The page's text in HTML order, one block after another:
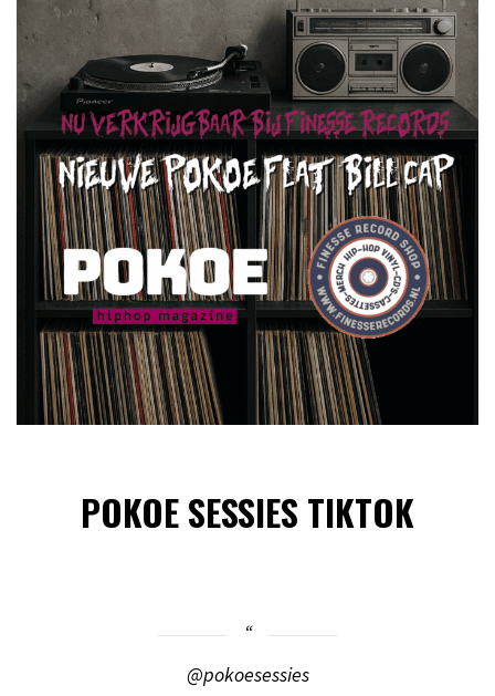
POKOE SESSIES TIKTOK
@pokoesessies